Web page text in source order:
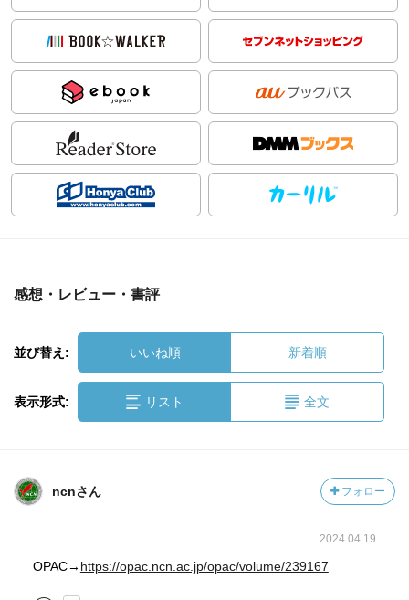
感想・レビュー・書評
並び替え: いいね順 新着順
表示形式: リスト 全文
ncnさん フォロー
2024.04.19
OPAC→ https://opac.ncn.ac.jp/opac/volume/239167